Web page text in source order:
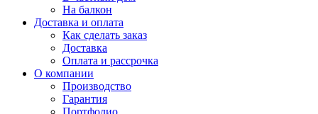
На балкон
Доставка и оплата
Как сделать заказ
Доставка
Оплата и рассрочка
О компании
Производство
Гарантия
Портфолио